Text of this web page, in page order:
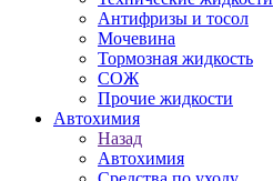
Антифризы и тосол
Мочевина
Тормозная жидкость
СОЖ
Прочие жидкости
Автохимия
Назад
Автохимия